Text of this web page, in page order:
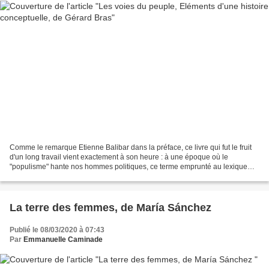
Comme le remarque Etienne Balibar dans la préface, ce livre qui fut le fruit
d'un long travail vient exactement à son heure : à une époque où le
"populisme" hante nos hommes politiques, ce terme emprunté au lexique
La terre des femmes, de María Sánchez
Publié le 08/03/2020 à 07:43
Par Emmanuelle Caminade